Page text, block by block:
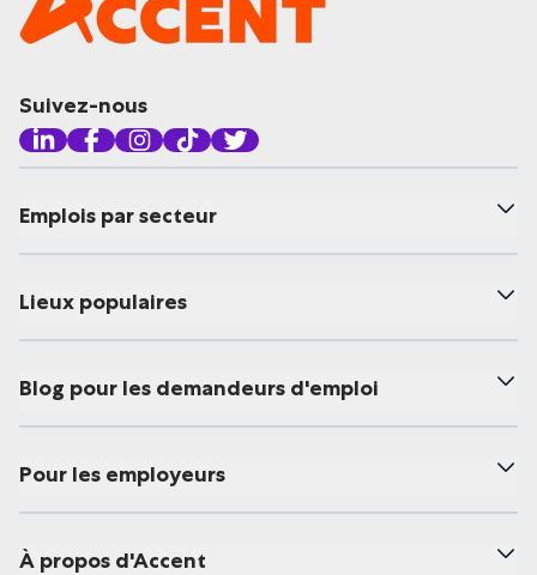
Suivez-nous
Emplois par secteur
Lieux populaires
Blog pour les demandeurs d'emploi
Pour les employeurs
À propos d'Accent